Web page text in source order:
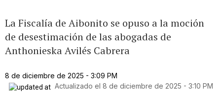
La Fiscalía de Aibonito se opuso a la moción
de desestimación de las abogadas de
Anthonieska Avilés Cabrera
8 de diciembre de 2025 - 3:09 PM
Actualizado el 8 de diciembre de 2025 - 3:10 PM